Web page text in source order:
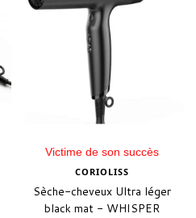
Victime de son succès
CORIOLISS
Sèche-cheveux Ultra léger
black mat - WHISPER